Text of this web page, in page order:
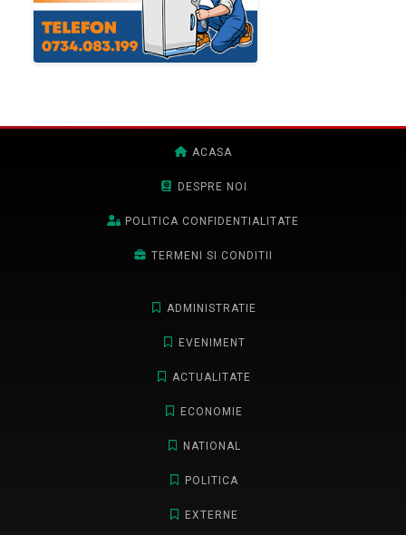
ACASA
DESPRE NOI
POLITICA CONFIDENTIALITATE
TERMENI SI CONDITII
ADMINISTRATIE
EVENIMENT
ACTUALITATE
ECONOMIE
NATIONAL
POLITICA
EXTERNE